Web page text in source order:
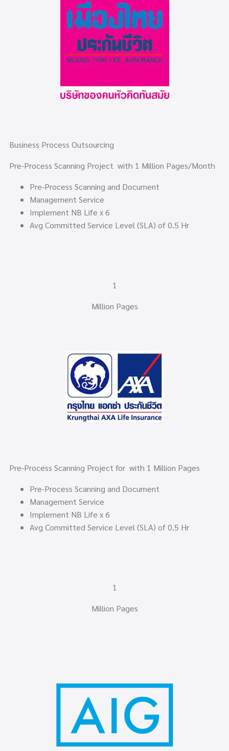
Business Process Outsourcing
Pre-Process Scanning Project with 1 Million Pages/Month
Pre-Process Scanning and Document
Management Service
Implement NB Life x 6
Avg Committed Service Level (SLA) of 0.5 Hr
1
Million Pages
Pre-Process Scanning Project for with 1 Million Pages
Pre-Process Scanning and Document
Management Service
Implement NB Life x 6
Avg Committed Service Level (SLA) of 0.5 Hr
1
Million Pages